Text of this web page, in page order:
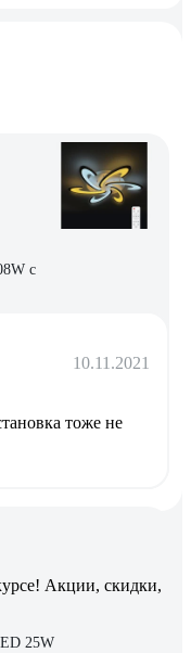
с
10.11.2021
тоже не
25W
Акции, скидки,